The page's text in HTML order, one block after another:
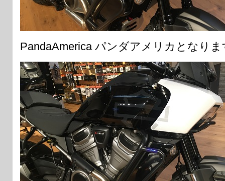
PandaAmerica パンダアメリカとなりま